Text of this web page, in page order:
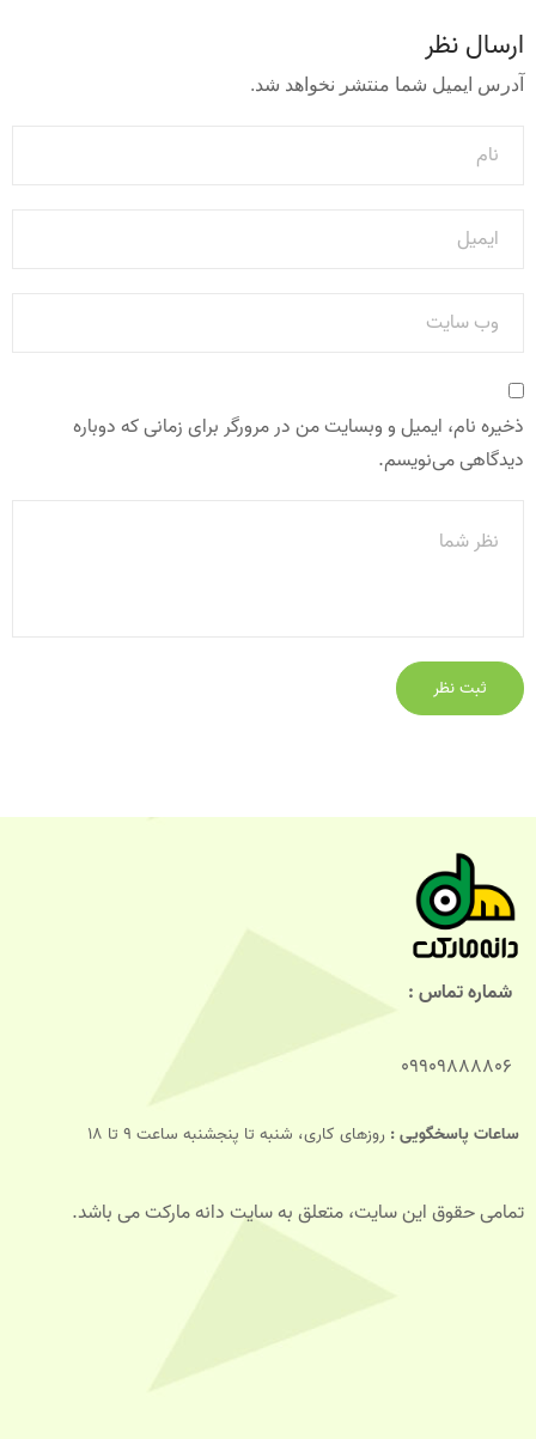
ارسال نظر
آدرس ایمیل شما منتشر نخواهد شد.
ذخیره نام، ایمیل و وبسایت من در مرورگر برای زمانی که دوباره
دیدگاهی می‌نویسم.
شماره تماس :
09909888806
ساعات پاسخگویی : روزهای کاری، شنبه تا پنجشنبه ساعت 9 تا 18
تمامی حقوق این سایت، متعلق به سایت دانه مارکت می باشد.